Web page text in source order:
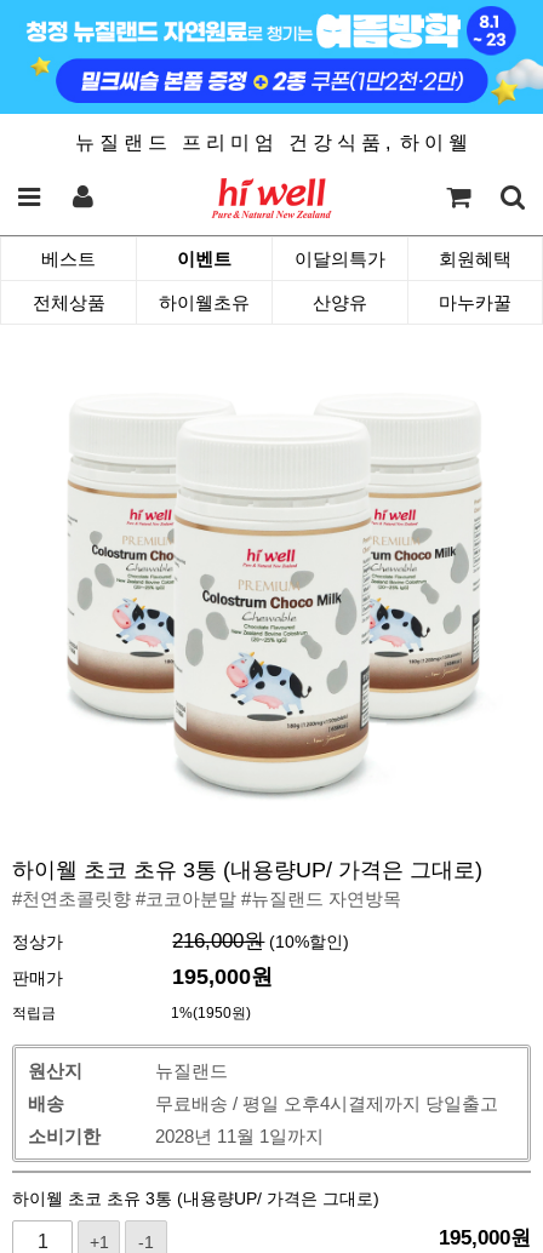
뉴 질 랜 드 프 리 미 엄 건 강 식 품 , 하 이 웰
베스트 이벤트 이달의특가 회원혜택
전체상품 하이웰초유 산양유 마누카꿀
하이웰 초코 초유 3통 (내용량UP/ 가격은 그대로)
#천연초콜릿향 #코코아분말 #뉴질랜드 자연방목
정상가 216,000원 (10%할인)
판매가
195,000원
적립금 1%(1950원)
원산지
뉴질랜드
배송
무료배송 / 평일 오후4시결제까지 당일출고
소비기한
2028년 11월 1일까지
하이웰 초코 초유 3통 (내용량UP/ 가격은 그대로)
+1 -1 195,000원